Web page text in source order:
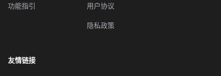
功能指引 用户协议
隐私政策
友情链接